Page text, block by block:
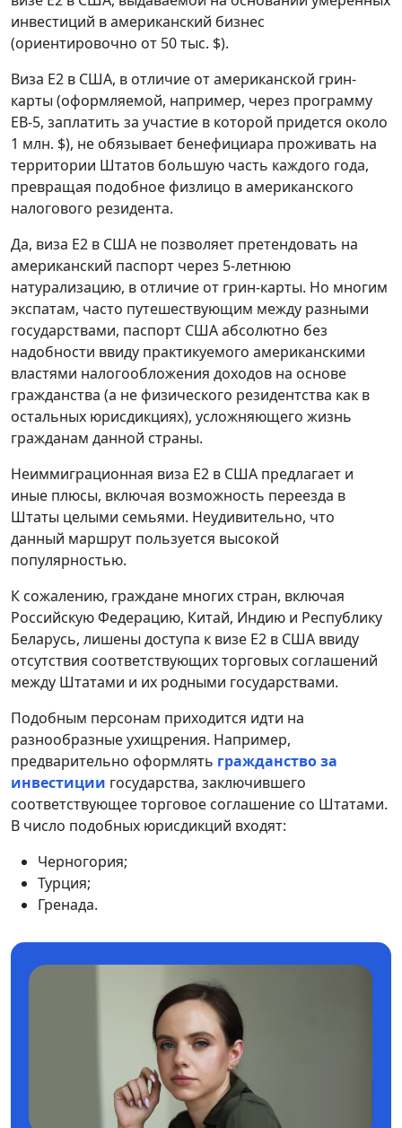
инвестиций в американский бизнес
(ориентировочно от 50 тыс. $).
Виза E2 в США, в отличие от американской грин-
карты (оформляемой, например, через программу
EB-5, заплатить за участие в которой придется около
1 млн. $), не обязывает бенефициара проживать на
территории Штатов большую часть каждого года,
превращая подобное физлицо в американского
налогового резидента.
Да, виза E2 в США не позволяет претендовать на
американский паспорт через 5-летнюю
натурализацию, в отличие от грин-карты. Но многим
экспатам, часто путешествующим между разными
государствами, паспорт США абсолютно без
надобности ввиду практикуемого американскими
властями налогообложения доходов на основе
гражданства (а не физического резидентства как в
остальных юрисдикциях), усложняющего жизнь
гражданам данной страны.
Неиммиграционная виза E2 в США предлагает и
иные плюсы, включая возможность переезда в
Штаты целыми семьями. Неудивительно, что
данный маршрут пользуется высокой
популярностью.
К сожалению, граждане многих стран, включая
Российскую Федерацию, Китай, Индию и Республику
Беларусь, лишены доступа к визе E2 в США ввиду
отсутствия соответствующих торговых соглашений
между Штатами и их родными государствами.
Подобным персонам приходится идти на
разнообразные ухищрения. Например,
предварительно оформлять гражданство за
инвестиции государства, заключившего
соответствующее торговое соглашение со Штатами.
В число подобных юрисдикций входят:
Черногория;
Турция;
Гренада.